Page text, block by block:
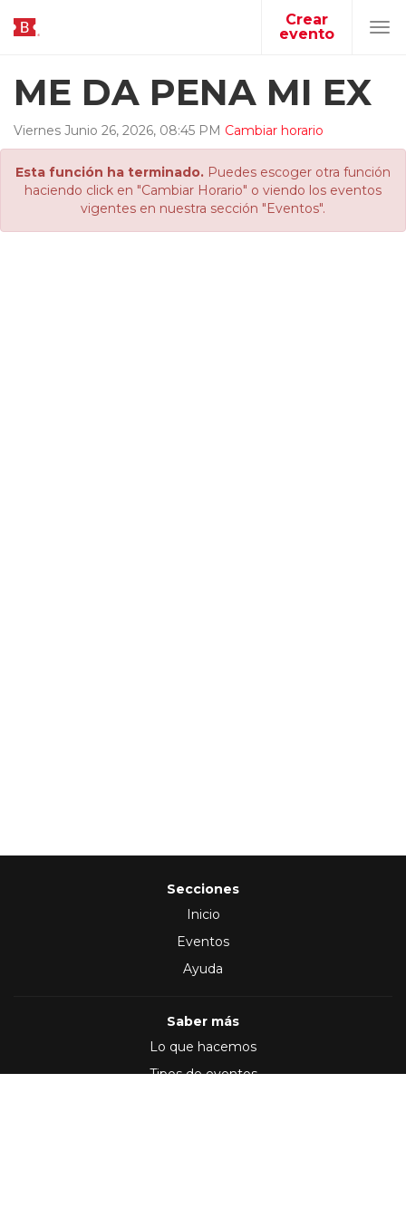
Crear
evento
ME DA PENA MI EX
Viernes Junio 26, 2026, 08:45 PM Cambiar horario
Esta función ha terminado. Puedes escoger otra función
haciendo click en "Cambiar Horario" o viendo los eventos
vigentes en nuestra sección "Eventos".
Secciones
Inicio
Eventos
Ayuda
Saber más
Lo que hacemos
Tipos de eventos